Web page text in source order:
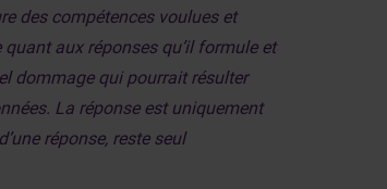
des compétences voulues et
aux réponses qu’il formule et
dommage qui pourrait résulter
La réponse est uniquement
réponse, reste seul